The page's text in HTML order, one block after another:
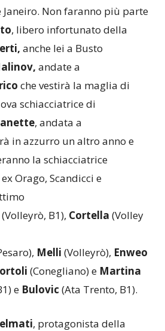
Non faranno più parte
, libero infortunato della
anche lei a Busto
andate a
che vestirà la maglia di
schiacciatrice di
, andata a
in azzurro un altro anno e
la schiacciatrice
ex Orago, Scandicci e
(Volleyrò, B1), Cortella (Volley
Melli (Volleyrò), Enweo
(Conegliano) e Martina
e Bulovic (Ata Trento, B1).
, protagonista della